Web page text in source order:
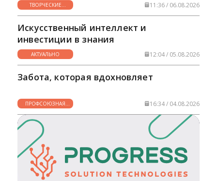
ТВОРЧЕСКИЕ
ГОРИЗОНТЫ
11:36 / 06.08.2026
Искусственный интеллект и
инвестиции в знания
АКТУАЛЬНО 12:04 / 05.08.2026
Забота, которая вдохновляет
ПРОФСОЮЗНАЯ
ЖИЗНЬ
16:34 / 04.08.2026